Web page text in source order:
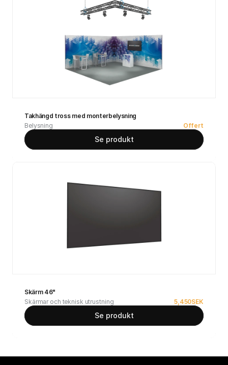
Takhängd tross med monterbelysning
Belysning
Offert
Se produkt
Skärm 46"
Skärmar och teknisk utrustning
5,450SEK
Se produkt